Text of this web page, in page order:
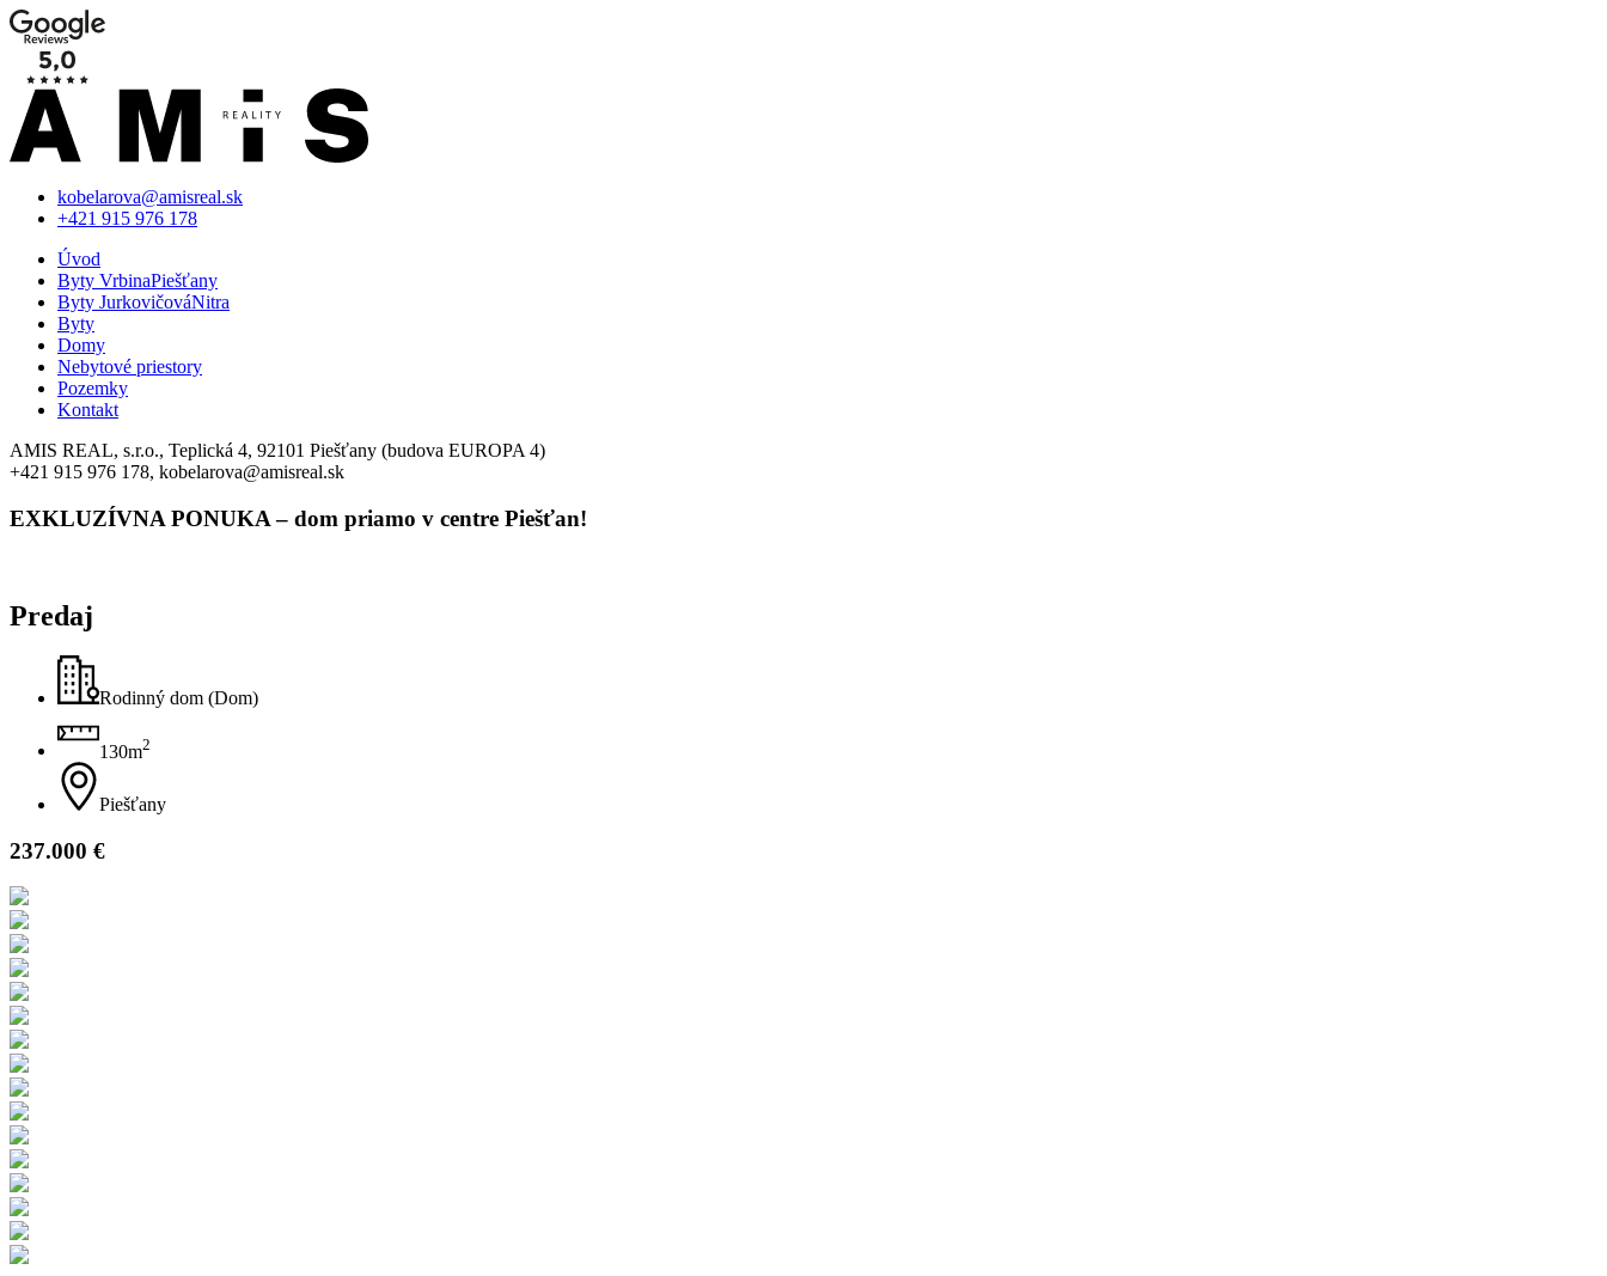
kobelarova@amisreal.sk
+421 915 976 178
Úvod
Byty VrbinaPiešťany
Byty JurkovičováNitra
Byty
Domy
Nebytové priestory
Pozemky
Kontakt
AMIS REAL, s.r.o., Teplická 4, 92101 Piešťany (budova EUROPA 4)
+421 915 976 178, kobelarova@amisreal.sk
EXKLUZÍVNA PONUKA – dom priamo v centre Piešťan!
Predaj
Rodinný dom (Dom)
130m2
Piešťany
237.000 €